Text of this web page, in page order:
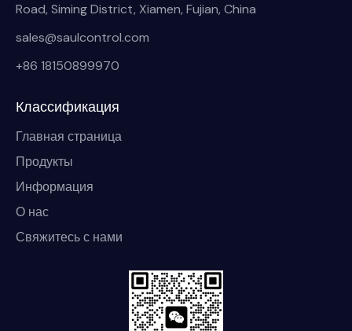
Road, Siming District, Xiamen, Fujian, China
sales@saulcontrol.com
+86 18150899970
Классификация
Главная страница
Продукты
Информация
О нас
Свяжитесь с нами